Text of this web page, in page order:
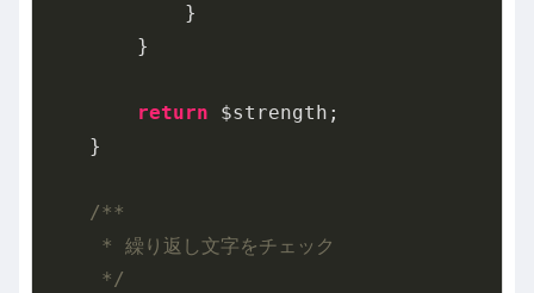
            }
        }
return $strength;
    }
/**
     * 繰り返し文字をチェック
     */